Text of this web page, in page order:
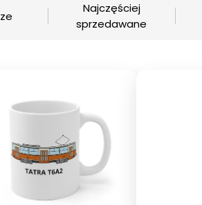
Najczęściej
sprzedawane